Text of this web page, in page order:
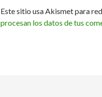
Este sitio usa Akismet para
procesan los datos de tus